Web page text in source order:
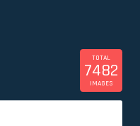
TOTAL
7482
IMAGES